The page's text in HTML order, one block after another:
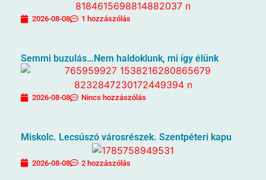
2026-08-08 1 hozzászólás
Semmi buzulás…Nem haldoklunk, mi így élünk
2026-08-08 Nincs hozzászólás
Miskolc. Lecsúszó városrészek. Szentpéteri kapu
2026-08-08 2 hozzászólás